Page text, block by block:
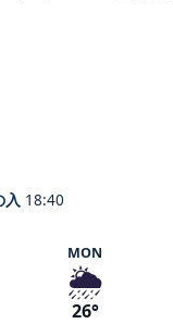
入 18:40
MON
🌦️
26°